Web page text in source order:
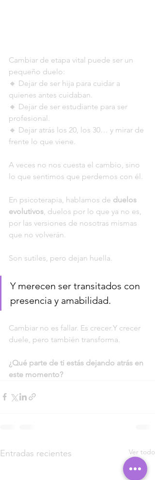
Cambiar de etapa vital puede ser un
pequeño duelo:
🔸 Dejar de ser hija para cuidar a
quienes antes cuidaban.
🔸 Dejar de ser estudiante para ser
profesional.
🔸 Dejar atrás los 20, los 30… y mirar de
frente lo que viene.
A veces no nos cuesta el cambio, sino
lo que sentimos que perdemos con él.
En psicoterapia, hablamos de duelos
evolutivos, duelos por lo que ya no es,
por las versiones de nosotras mismas
que no volverán.
Son sutiles, pero dejan huella.
Y merecen ser transitados con
presencia y amabilidad.
Cambiar no es fallar. Es crecer.Y crecer
duele, pero también transforma.
¿Qué parte de ti estás dejando atrás en
este momento?
Entradas recientes Ver todo